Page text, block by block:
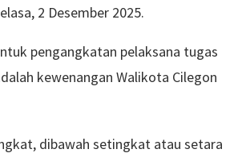
2 Desember 2025.
pengangkatan pelaksana tugas
kewenangan Walikota Cilegon
dibawah setingkat atau setara